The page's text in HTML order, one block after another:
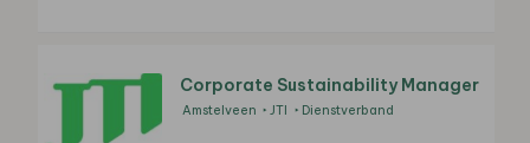
Corporate Sustainability Manager
Amstelveen JTI Dienstverband